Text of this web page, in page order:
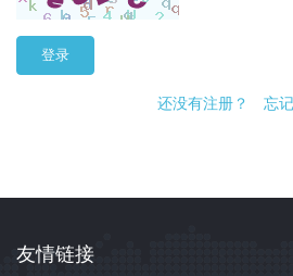
登录
还没有注册？ 忘
友情链接